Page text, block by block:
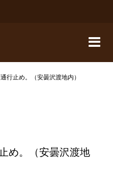
行止め。（安曇沢渡地内）
め。（安曇沢渡地